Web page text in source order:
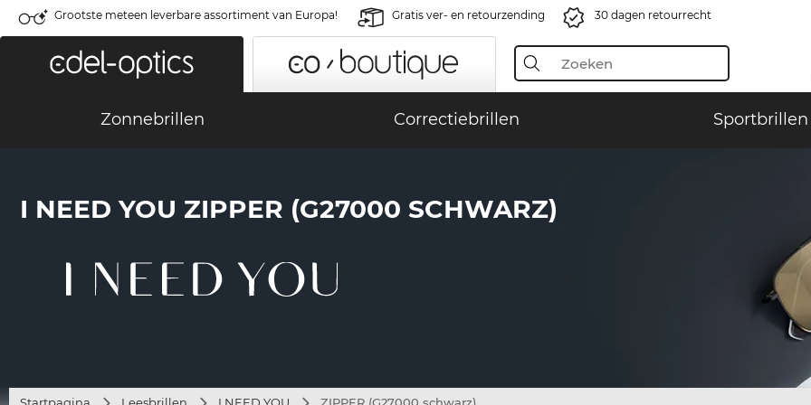
Grootste meteen leverbare assortiment van Europa! Gratis ver- en retourzending 30 dagen retourrecht
Zonnebrillen Correctiebrillen Sportbrillen
I NEED YOU ZIPPER (G27000 SCHWARZ)